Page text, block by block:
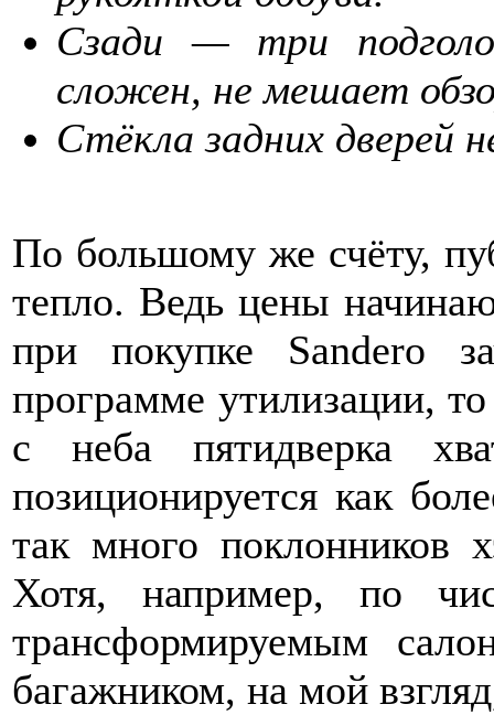
Сзади — три
сложен, не мешает
Стёкла задних дверей
По большому же счёту,
тепло. Ведь цены
при покупке Sandero
программе утилизации,
с неба пятидверка
позиционируется как
так много поклонников
Хотя, например, по
трансформируемым
багажником, на мой